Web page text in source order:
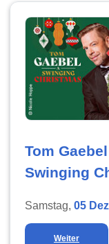
Tom
Swinging
Samstag, 05
Weiter